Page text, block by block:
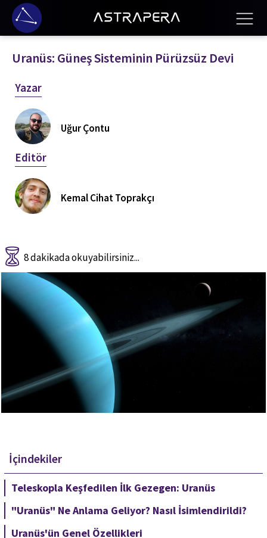
Uranüs: Güneş Sisteminin Pürüzsüz Devi
Yazar
Uğur Çontu
Editör
Kemal Cihat Toprakçı
8 dakikada okuyabilirsiniz...
İçindekiler
Teleskopla Keşfedilen İlk Gezegen: Uranüs
"Uranüs" Ne Anlama Geliyor? Nasıl İsimlendirildi?
Uranüs'ün Genel Özellikleri